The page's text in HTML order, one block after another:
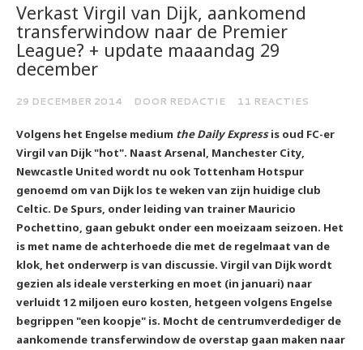
Verkast Virgil van Dijk, aankomend
transferwindow naar de Premier
League? + update maaandag 29
december
29 DECEMBER 2014 DOOR REDACTIE 11 REACTIES
Volgens het Engelse medium the Daily Expressis oud FC-er
Virgil van Dijk "hot". Naast Arsenal, Manchester City,
Newcastle United wordt nu ook Tottenham Hotspur
genoemd om van Dijk los te weken van zijn huidige club
Celtic. De Spurs, onder leiding van trainer Mauricio
Pochettino, gaan gebukt onder een moeizaam seizoen. Het
is met name de achterhoede die met de regelmaat van de
klok, het onderwerp is van discussie. Virgil van Dijk wordt
gezien als ideale versterking en moet (in januari) naar
verluidt 12 miljoen euro kosten, hetgeen volgens Engelse
begrippen "een koopje" is. Mocht de centrumverdediger de
aankomende transferwindow de overstap gaan maken naar